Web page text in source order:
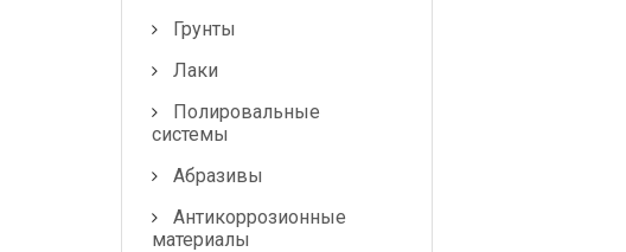
Грунты
Лаки
Полировальные
системы
Абразивы
Антикоррозионные
материалы